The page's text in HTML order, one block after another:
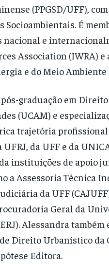
(PPGSD/UFF),
Socioambientais. É
nacional e
Association (IWRA)
e do Meio Ambiente
graduação em
(UCAM) e
trajetória
UFRJ, da UFF e da
instituições de apoio
a Assessoria Técnica
da UFF
Geral da
Alessandra
de Direito Urbanístico
Editora.